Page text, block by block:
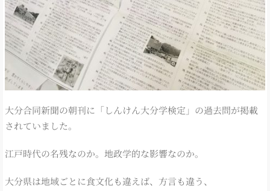
大分合同新聞の朝刊に「しんけん大分学検定」の過去問が掲載
されていました。
江戸時代の名残なのか。地政学的な影響なのか。
大分県は地域ごとに食文化も違えば、方言も違う、